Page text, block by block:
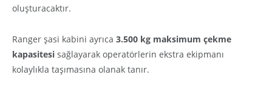
oluşturacaktır.
Ranger şasi kabini ayrıca 3.500 kg maksimum çekme
kapasitesi sağlayarak operatörlerin ekstra ekipmanı
kolaylıkla taşımasına olanak tanır.